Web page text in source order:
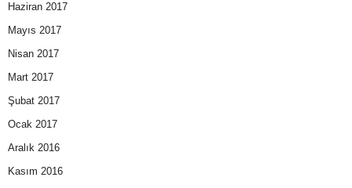
Haziran 2017
Mayıs 2017
Nisan 2017
Mart 2017
Şubat 2017
Ocak 2017
Aralık 2016
Kasım 2016